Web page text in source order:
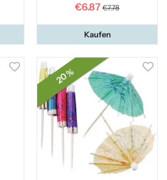
€6.87 €7.78
Kaufen
20 %